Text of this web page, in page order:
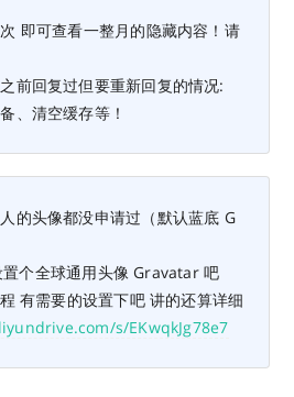
即可查看一整月的隐藏内容！请
前回复过但要重新回复的情况:
、清空缓存等！
的头像都没申请过（默认蓝底 G
个全球通用头像 Gravatar 吧
有需要的设置下吧 讲的还算详细
s/EKwqkJg78e7